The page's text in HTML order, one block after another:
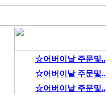
☆어버이날 주문및..
☆어버이날 주문및..
☆어버이날 주문및..